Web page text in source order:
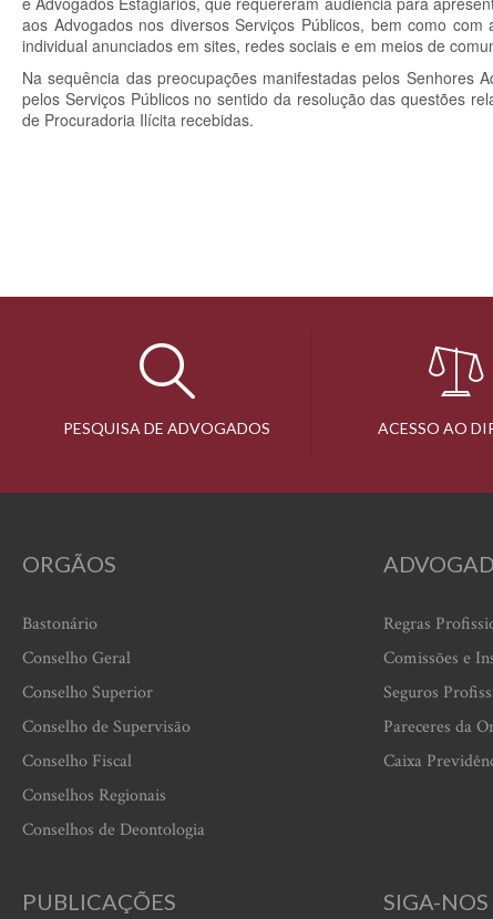
aos Advogados nos diversos Serviços Públicos, bem como
individual anunciados em sites, redes sociais e em meios de
Na sequência das preocupações manifestadas pelos Senhores
pelos Serviços Públicos no sentido da resolução das questões
de Procuradoria Ilícita recebidas.
PESQUISA DE ADVOGADOS ACESSO AO
ORGÃOS
Bastonário
Conselho Geral
Conselho Superior
Conselho de Supervisão
Conselho Fiscal
Conselhos Regionais
Conselhos de Deontologia
Regras
Comissões e
Seguros
Pareceres da
Caixa
PUBLICAÇÕES SIGA-NOS